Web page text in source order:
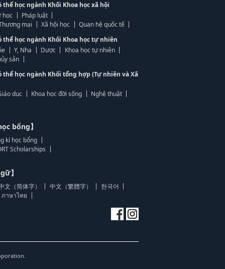
học ngành Khối Khoa học xã hội
học
Pháp luật
mại
Xã hội học
Quan hệ quốc tế
thể học ngành Khối Khoa học tự nhiên
Y, Nha Dược
Khoa học tự nhiên
sản
thể học ngành Khối tổng hợp (Tự nhiên và Xã
dục Khoa học đời sống Nghệ thuật
bổng】
kí học bổng
Scholarships
】
文（简体字） 中文（繁體字）
한국어
ภาษาไทย